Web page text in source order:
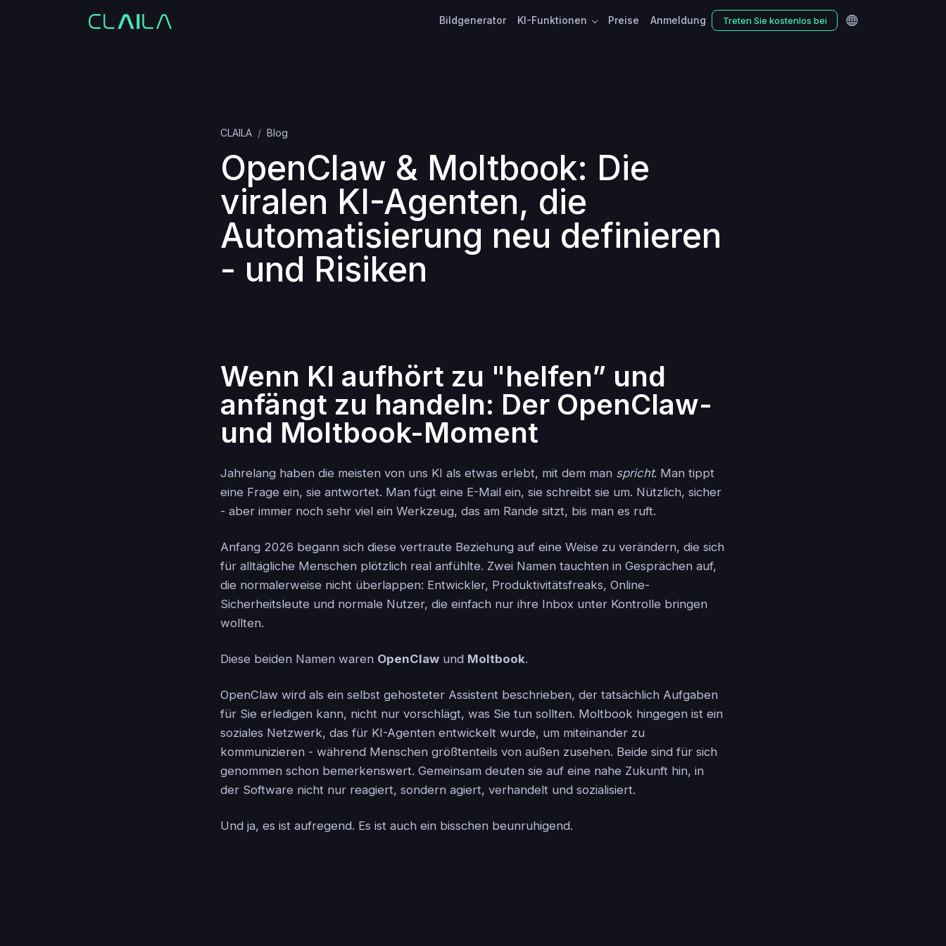
Bildgenerator KI-Funktionen Preise Anmeldung Treten Sie kostenlos bei
CLAILA Blog
OpenClaw & Moltbook: Die
viralen KI-Agenten, die
Automatisierung neu definieren
- und Risiken
Wenn KI aufhört zu "helfen” und
anfängt zu handeln: Der OpenClaw-
und Moltbook-Moment
Jahrelang haben die meisten von uns KI als etwas erlebt, mit dem man spricht. Man tippt
eine Frage ein, sie antwortet. Man fügt eine E-Mail ein, sie schreibt sie um. Nützlich, sicher
- aber immer noch sehr viel ein Werkzeug, das am Rande sitzt, bis man es ruft.
Anfang 2026 begann sich diese vertraute Beziehung auf eine Weise zu verändern, die sich
für alltägliche Menschen plötzlich real anfühlte. Zwei Namen tauchten in Gesprächen auf,
die normalerweise nicht überlappen: Entwickler, Produktivitätsfreaks, Online-
Sicherheitsleute und normale Nutzer, die einfach nur ihre Inbox unter Kontrolle bringen
wollten.
Diese beiden Namen waren OpenClaw und Moltbook.
OpenClaw wird als ein selbst gehosteter Assistent beschrieben, der tatsächlich Aufgaben
für Sie erledigen kann, nicht nur vorschlägt, was Sie tun sollten. Moltbook hingegen ist ein
soziales Netzwerk, das für KI-Agenten entwickelt wurde, um miteinander zu
kommunizieren - während Menschen größtenteils von außen zusehen. Beide sind für sich
genommen schon bemerkenswert. Gemeinsam deuten sie auf eine nahe Zukunft hin, in
der Software nicht nur reagiert, sondern agiert, verhandelt und sozialisiert.
Und ja, es ist aufregend. Es ist auch ein bisschen beunruhigend.